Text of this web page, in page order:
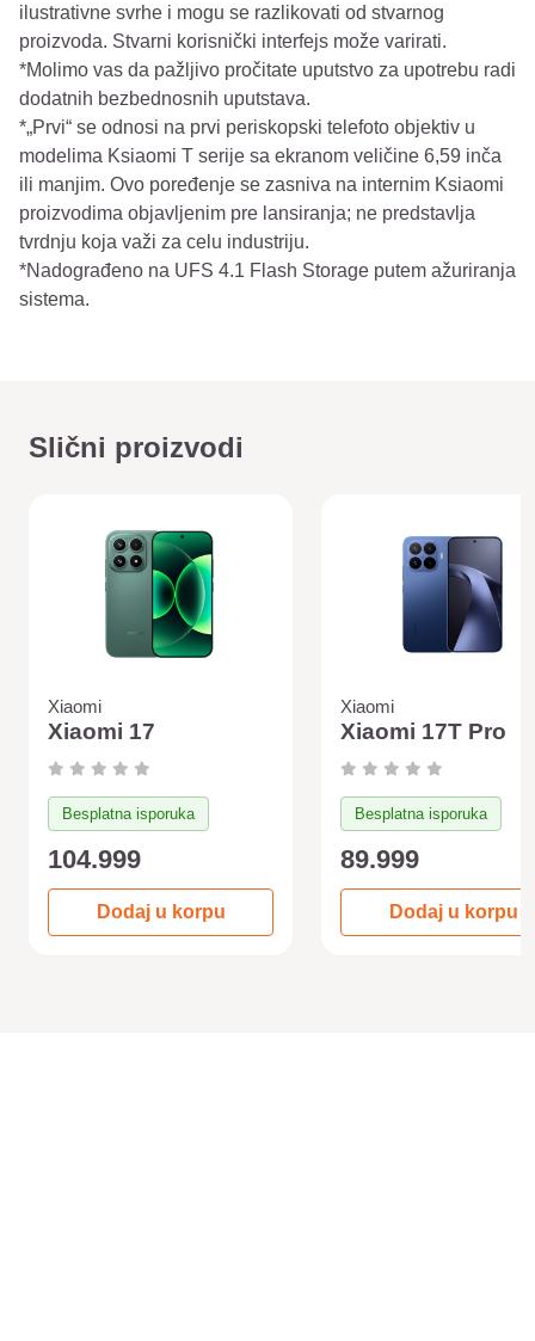
ilustrativne svrhe i mogu se razlikovati od stvarnog
proizvoda. Stvarni korisnički interfejs može varirati.
*Molimo vas da pažljivo pročitate uputstvo za upotrebu radi
dodatnih bezbednosnih uputstava.
*„Prvi“ se odnosi na prvi periskopski telefoto objektiv u
modelima Ksiaomi T serije sa ekranom veličine 6,59 inča
ili manjim. Ovo poređenje se zasniva na internim Ksiaomi
proizvodima objavljenim pre lansiranja; ne predstavlja
tvrdnju koja važi za celu industriju.
*Nadograđeno na UFS 4.1 Flash Storage putem ažuriranja
sistema.
Slični proizvodi
Xiaomi
Xiaomi 17
Besplatna isporuka
104.999
Dodaj u korpu
Xiaomi
Xiaomi 17T Pro
Besplatna isporuka
89.999
Dodaj u korpu